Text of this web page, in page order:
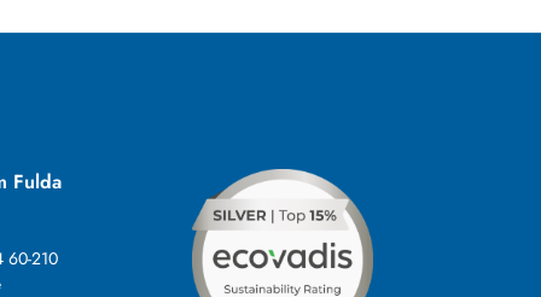
Fulda
60-210